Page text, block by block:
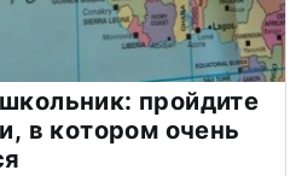
пройдите
в котором очень